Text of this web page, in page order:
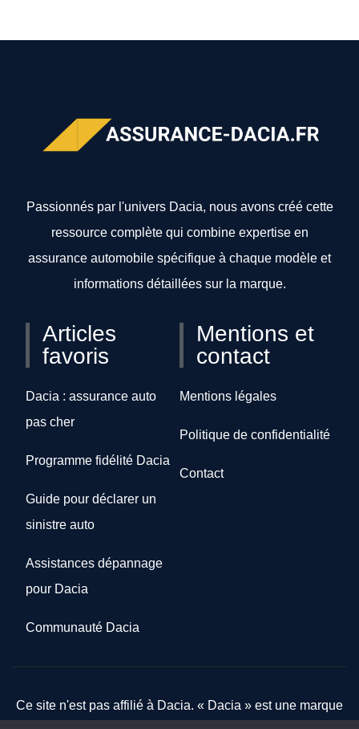
Passionnés par l'univers Dacia, nous avons créé cette
ressource complète qui combine expertise en
assurance automobile spécifique à chaque modèle et
informations détaillées sur la marque.
Articles
favoris
Dacia : assurance auto
pas cher
Programme fidélité Dacia
Guide pour déclarer un
sinistre auto
Assistances dépannage
pour Dacia
Communauté Dacia
Mentions et
contact
Mentions légales
Politique de confidentialité
Contact
Ce site n'est pas affilié à Dacia. « Dacia » est une marque